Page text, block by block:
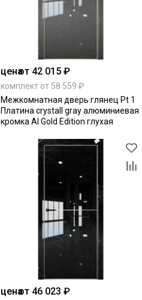
ценаот 42 015 ₽
комплект от 58 559 ₽
Межкомнатная дверь глянец Pt 1
Платина crystall gray алюминиевая
кромка Al Gold Edition глухая
ценаот 46 023 ₽